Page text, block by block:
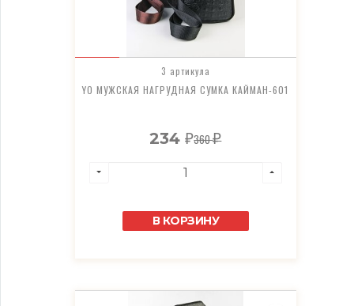
3 артикула
YO МУЖСКАЯ НАГРУДНАЯ СУМКА КАЙМАН-601
234₽360₽
В КОРЗИНУ